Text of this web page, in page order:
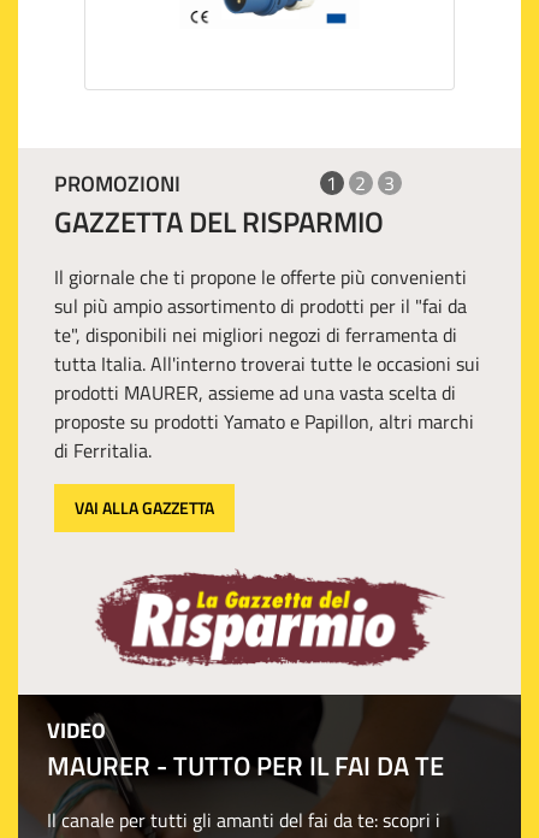
PROMOZIONI 1 2 3
GAZZETTA DEL RISPARMIO
Il giornale che ti propone le offerte più convenienti
sul più ampio assortimento di prodotti per il "fai da
te", disponibili nei migliori negozi di ferramenta di
tutta Italia. All'interno troverai tutte le occasioni sui
prodotti MAURER, assieme ad una vasta scelta di
proposte su prodotti Yamato e Papillon, altri marchi
di Ferritalia.
VAI ALLA GAZZETTA
VIDEO
MAURER - TUTTO PER IL FAI DA TE
Il canale per tutti gli amanti del fai da te: scopri i